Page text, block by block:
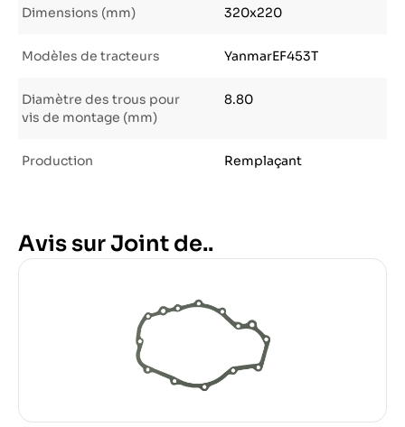
Dimensions (mm) 320x220
Modèles de tracteurs YanmarEF453T
Diamètre des trous pour
vis de montage (mm)
8.80
Production Remplaçant
Avis sur Joint de..